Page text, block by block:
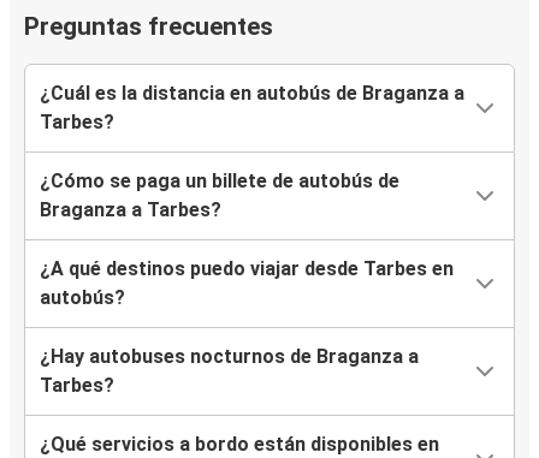
Preguntas frecuentes
¿Cuál es la distancia en autobús de Braganza a
Tarbes?
¿Cómo se paga un billete de autobús de
Braganza a Tarbes?
¿A qué destinos puedo viajar desde Tarbes en
autobús?
¿Hay autobuses nocturnos de Braganza a
Tarbes?
¿Qué servicios a bordo están disponibles en